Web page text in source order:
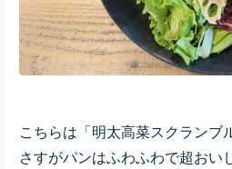
こちらは「明太高菜スクランブ
さすがパンはふわふわで超おい